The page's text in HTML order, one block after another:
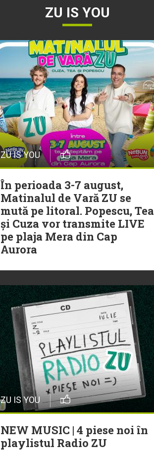
ZU IS YOU
ZU IS YOU
În perioada 3-7 august,
Matinalul de Vară ZU se
mută pe litoral. Popescu, Tea
și Cuza vor transmite LIVE
pe plaja Mera din Cap
Aurora
ZU IS YOU
NEW MUSIC | 4 piese noi în
playlistul Radio ZU